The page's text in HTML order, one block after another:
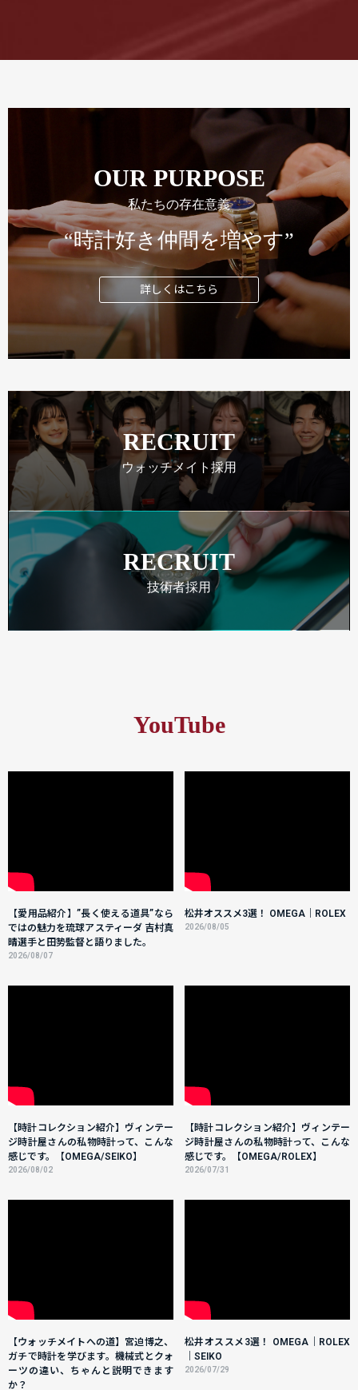
OUR PURPOSE
私たちの存在意義
“時計好き仲間を増やす”
詳しくはこちら
RECRUIT
ウォッチメイト採用
RECRUIT
技術者採用
YouTube
【愛用品紹介】”長く使える道具”なら
ではの魅力を琉球アスティーダ 吉村真
晴選手と田㔟監督と語りました。
2026/08/07
松井オススメ3選！ OMEGA｜ROLEX
2026/08/05
【時計コレクション紹介】ヴィンテー
ジ時計屋さんの私物時計って、こんな
感じです。【OMEGA/SEIKO】
2026/08/02
【時計コレクション紹介】ヴィンテー
ジ時計屋さんの私物時計って、こんな
感じです。【OMEGA/ROLEX】
2026/07/31
【ウォッチメイトへの道】宮迫博之、
ガチで時計を学びます。機械式とクォ
ーツの違い、ちゃんと説明できます
か？
松井オススメ3選！ OMEGA｜ROLEX
｜SEIKO
2026/07/29